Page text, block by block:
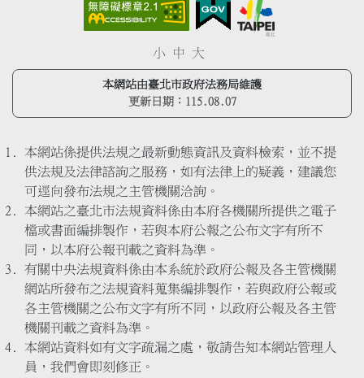
小 中 大
本網站由臺北市政府法務局維護
更新日期： 115.08.07
本網站係提供法規之最新動態資訊及資料檢索，並不提
供法規及法律諮詢之服務，如有法律上的疑義，建議您
可逕向發布法規之主管機關洽詢。
本網站之臺北市法規資料係由本府各機關所提供之電子
檔或書面編排製作，若與本府公報之公布文字有所不
同，以本府公報刊載之資料為準。
有關中央法規資料係由本系統於政府公報及各主管機關
網站所發布之法規資料蒐集編排製作，若與政府公報或
各主管機關之公布文字有所不同，以政府公報及各主管
機關刊載之資料為準。
本網站資料如有文字疏漏之處，敬請告知本網站管理人
員，我們會即刻修正。